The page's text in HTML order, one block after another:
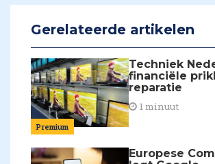
Gerelateerde artikelen
Premium
Techniek
financiële
reparatie
1 minuut
Europese